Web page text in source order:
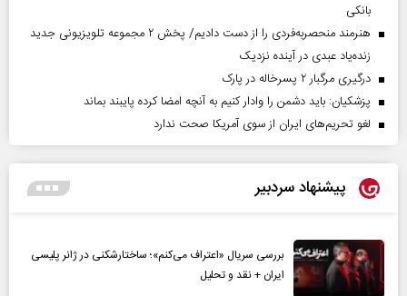
بانکی
هنرمند منحصر‌به‌فردی را از دست دادیم/ پخش ۲ مجموعه تلویزیونی جدید
زنده‌یاد عبدی در آینده نزدیک
درگیری مرگبار ۲ پسرخاله در پارک
پزشکیان: باید دشمن را وادار کنیم به آنچه امضا کرده پایبند بماند
لغو تحریم‌های ایران از سوی آمریکا صحت ندارد
پیشنهاد سردبیر
بررسی سریال «اعتراف می‌کنم»؛ ساختارشکنی در ژانر پلیسی
ایران + نقد و تحلیل